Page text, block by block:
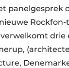
panelgesprek
Rockfon-
drie